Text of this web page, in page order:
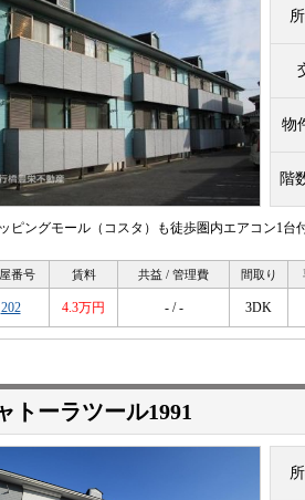
物
階
ピングモール（コスタ）も徒歩圏内エアコン1台
番号 賃料 共益 / 管理費 間取り
202 4.3万円 - / - 3DK
トーラツール1991